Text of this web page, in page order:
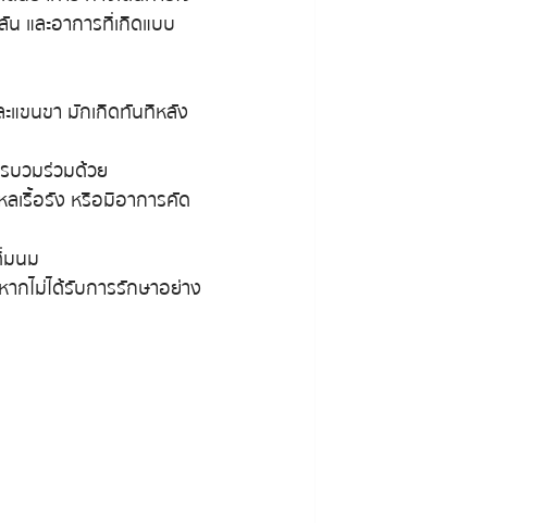
และอาการที่เกิดแบบ
แขนขา มักเกิดทันทีหลัง
บวมร่วมด้วย
ลเรื้อรัง หรือมีอาการคัด
นม
ไม่ได้รับการรักษาอย่าง